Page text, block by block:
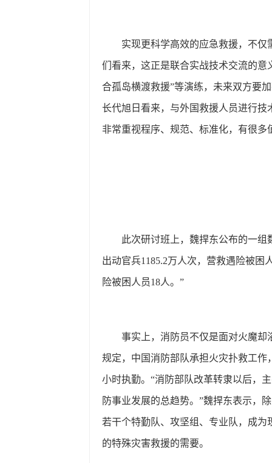
实现更科学高效的应急救援，不
们看来，这正是联合实战技术交流的
合孤岛横渡救援”等演练，未来双方要
长代旭日看来，与外国救援人员进行
非常重视程序、规范、标准化，有很多
此次研讨班上，魏捍东公布的一组
出动官兵1185.2万人次，营救遇险被困
险被困人员18人。”
事实上，消防员不仅是面对火魔却
规定，中国消防部队承担火灾扑救工
小时执勤。“消防部队改革转隶以后，
防事业发展的总趋势。”魏捍东表示，
若干个特勤队、攻坚组、专业队，成
的特殊灾害救援的需要。